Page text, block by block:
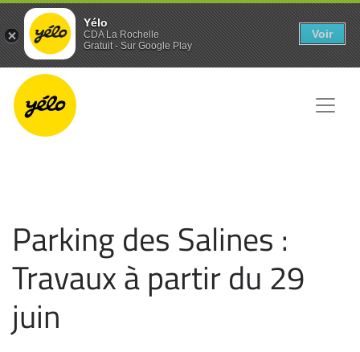
Parking des Salines :
Travaux à partir du 29
juin
Yélo
CDA La Rochelle
Gratuit - Sur Google Play
Voir
Panneau de gestion des cookies